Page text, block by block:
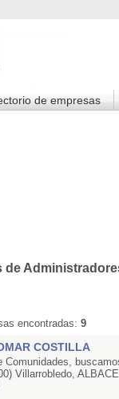
de empresas
de
encontradas: 9
COSTILLA
Comunidades,
Villarrobledo,